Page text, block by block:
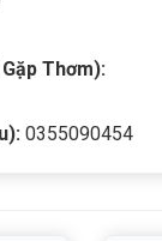
Thơm):
0355090454